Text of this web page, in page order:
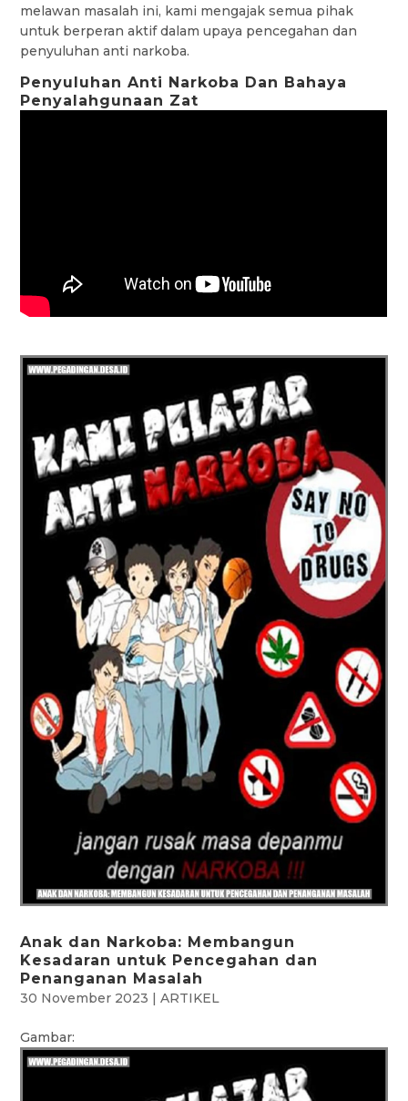
melawan masalah ini, kami mengajak semua pihak
untuk berperan aktif dalam upaya pencegahan dan
penyuluhan anti narkoba.
Penyuluhan Anti Narkoba Dan Bahaya
Penyalahgunaan Zat
Anak dan Narkoba: Membangun
Kesadaran untuk Pencegahan dan
Penanganan Masalah
30 November 2023 |ARTIKEL
Gambar: